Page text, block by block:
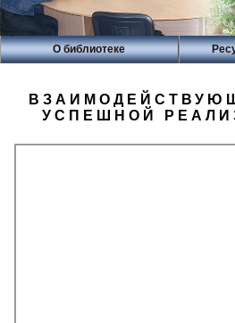
О библиотеке
УСПЕШНОЙ